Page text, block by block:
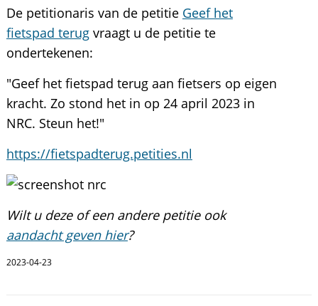
De petitionaris van de petitie Geef het
fietspad terugvraagt u de petitie te
ondertekenen:
"Geef het fietspad terug aan fietsers op eigen
kracht. Zo stond het in op 24 april 2023 in
NRC. Steun het!"
https://fietspadterug.petities.nl
Wilt u deze of een andere petitie ook
aandacht geven hier?
2023-04-23